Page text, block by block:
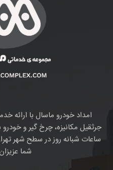
امداد خودرو ماسال با ارائه
جرثقیل مکانیزه، چرخ گیر و
ساعات شبانه روز در سطح شهر
شما